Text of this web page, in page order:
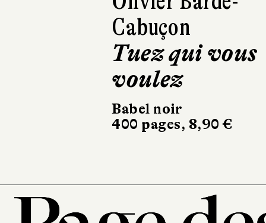
Elle qui ne
pas dire je
Éditions Héloïse
301 pages, 19 €